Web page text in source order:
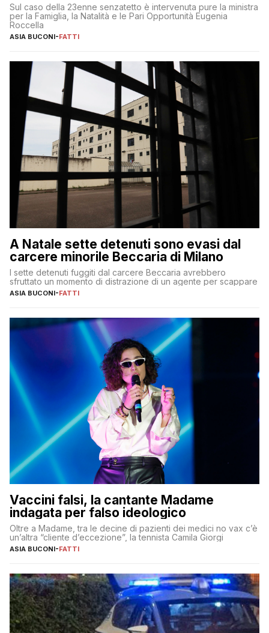
Sul caso della 23enne senzatetto è intervenuta pure la ministra
per la Famiglia, la Natalità e le Pari Opportunità Eugenia
Roccella
ASIA BUCONI-FATTI
A Natale sette detenuti sono evasi dal
carcere minorile Beccaria di Milano
I sette detenuti fuggiti dal carcere Beccaria avrebbero
sfruttato un momento di distrazione di un agente per scappare
ASIA BUCONI-FATTI
Vaccini falsi, la cantante Madame
indagata per falso ideologico
Oltre a Madame, tra le decine di pazienti dei medici no vax c’è
un’altra “cliente d’eccezione”, la tennista Camila Giorgi
ASIA BUCONI-FATTI